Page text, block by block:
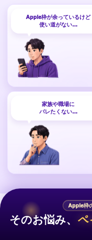
Apple枠が余っているけど
使い道がない…
家族や職場に
バレたくない…
Apple枠
そのお悩み、 ペ